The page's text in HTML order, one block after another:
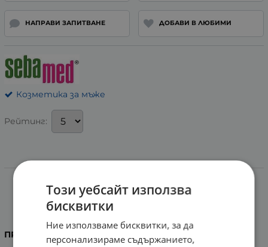
НАПРАВИ ЗАПИТВАНЕ ДОБАВИ В ЛЮБИМИ
Козметика за мъже
Рейтинг:
АФТЪРШЕЙВ БАЛСАМ
ПРЕДНАЗНАЧЕНИЕ:
Този уебсайт използва
бисквитки
Ние използваме бисквитки, за да
персонализираме съдържанието,